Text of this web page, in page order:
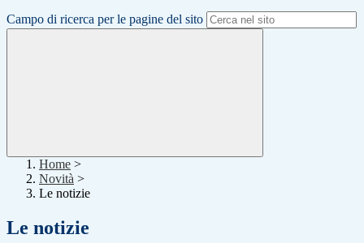
Campo di ricerca per le pagine del sito
Home >
Novità >
Le notizie
Le notizie